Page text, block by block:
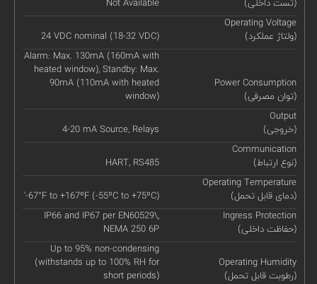
Operating Voltage
(ولتاژ عملکرد)
24 VDC nominal (18-32 VDC)
Power Consumption
(توان مصرفی)
Alarm: Max. 130mA (160mA with
heated window), Standby: Max.
90mA (110mA with heated
window)
Output
(خروجی)
4-20 mA Source, Relays
Communication
(نوع ارتباط)
HART, RS485
Operating Temperature
(دمای قابل تحمل)
'-67°F to +167ºF (-55ºC to +75ºC)
Ingress Protection
(حفاظت داخلی)
IP66 and IP67 per EN60529\,
NEMA 250 6P
Operating Humidity
(رطوبت قابل تحمل)
Up to 95% non-condensing
(withstands up to 100% RH for
short periods)